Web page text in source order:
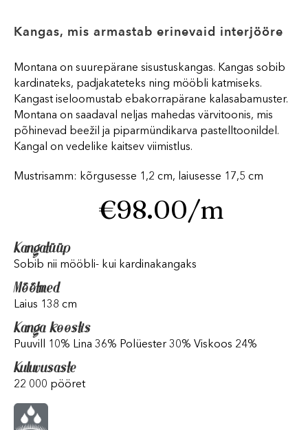
Kangas, mis armastab erinevaid interjööre
Montana on suurepärane sisustuskangas. Kangas sobib
kardinateks, padjakateteks ning mööbli katmiseks.
Kangast iseloomustab ebakorrapärane kalasabamuster.
Montana on saadaval neljas mahedas värvitoonis, mis
põhinevad beežil ja piparmündikarva pastelltoonildel.
Kangal on vedelike kaitsev viimistlus.
Mustrisamm: kõrgusesse 1,2 cm, laiusesse 17,5 cm
€98.00/m
Kangatüüp
Sobib nii mööbli- kui kardinakangaks
Mõõtmed
Laius 138 cm
Kanga koostis
Puuvill 10% Lina 36% Polüester 30% Viskoos 24%
Kuluvusaste
22 000 pööret